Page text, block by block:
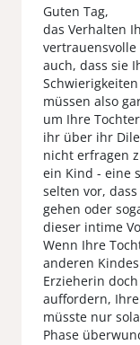
Guten Tag,
das Verhalten
vertrauensvolle
auch, dass sie
müssen also
um Ihre
ihr über ihr
nicht erfragen
ein Kind - eine
selten vor,
gehen oder
dieser intime
Wenn Ihre
anderen
Erzieherin
auffordern,
müsste nur
Phase